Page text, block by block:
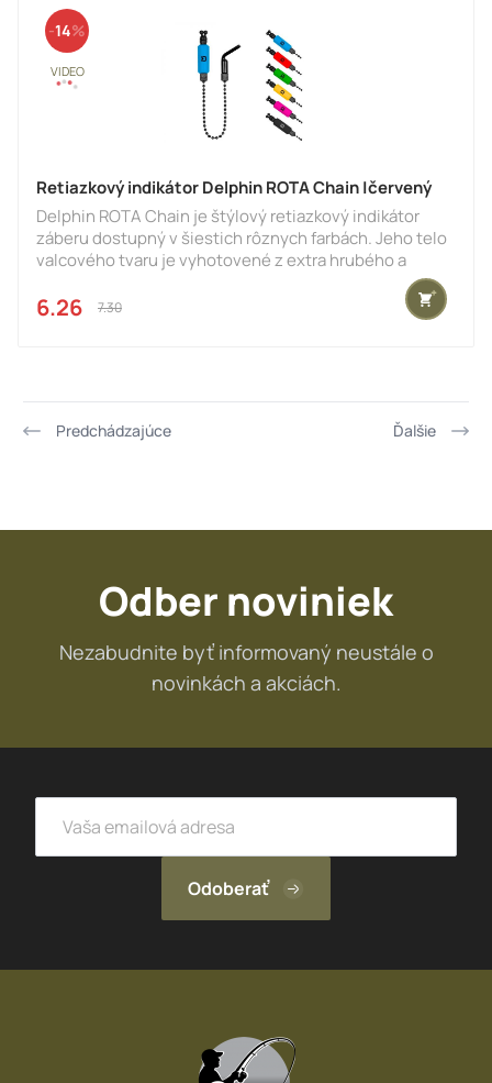
Indikátory MCX stainless sú k dispozícii v prevedení
Swing Arm s nerezovým r
14
Retiazkový indikátor Delphin ROTA Chain |červený
Delphin ROTA Chain je štýlový retiazkový indikátor
záberu dostupný v šiestich rôznych farbách. Jeho telo
valcového tvaru je vyhotovené z extra hrubého a
odolného plastu. Na upevnenie k vlascu bol použitý
spoľahlivý mechanizmus so systémom nastavenia
prítlačnej sily. Práve tento systém zaručuje, že ROTA
6.26 €7.30 €
Predchádzajúce Ďalšie
Odber noviniek
Nezabudnite byť informovaný neustále o
novinkách a akciách.